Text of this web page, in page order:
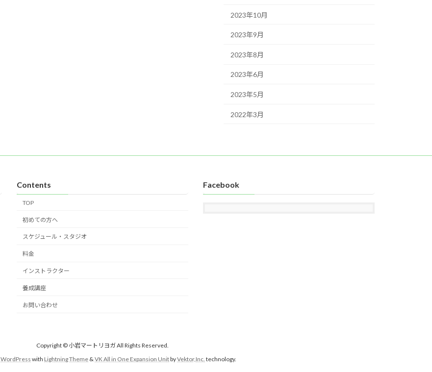
2023年10月
2023年9月
2023年8月
2023年6月
2023年5月
2022年3月
Contents
TOP
初めての方へ
スケジュール・スタジオ
料金
インストラクター
養成講座
お問い合わせ
Facebook
Copyright © 小岩マートリヨガ All Rights Reserved.
WordPress with Lightning Theme & VK All in One Expansion UnitbyVektor,Inc. technology.